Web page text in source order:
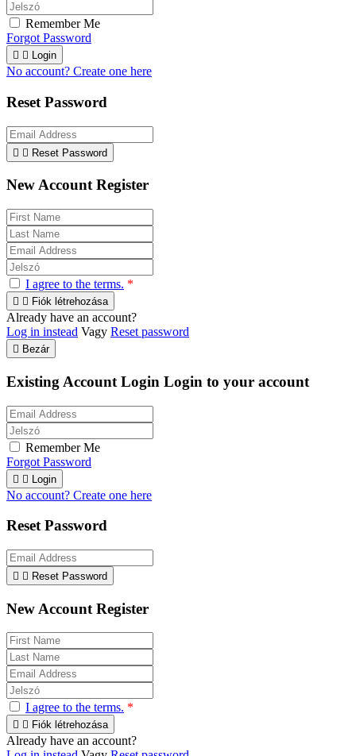
Remember Me
Forgot Password
  Login
No account? Create one here
Reset Password
  Reset Password
New Account Register
I agree to the terms. *
  Fiók létrehozása
Already have an account?
Log in instead Vagy Reset password
 Bezár
Existing Account Login Login to your account
Remember Me
Forgot Password
  Login
No account? Create one here
Reset Password
  Reset Password
New Account Register
I agree to the terms. *
  Fiók létrehozása
Already have an account?